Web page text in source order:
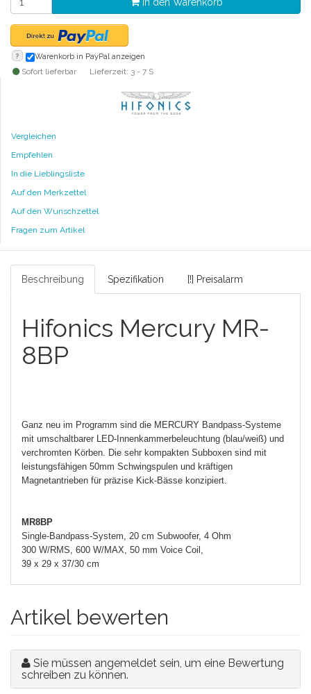
? Warenkorb in PayPal anzeigen
Sofort lieferbar Lieferzeit: 3 - 7 S
Vergleichen
Empfehlen
In die Lieblingsliste
Auf den Merkzettel
Auf den Wunschzettel
Fragen zum Artikel
Beschreibung Spezifikation [!] Preisalarm
Hifonics Mercury MR-
8BP
Ganz neu im Programm sind die MERCURY Bandpass-Systeme
mit umschaltbarer LED-Innenkammerbeleuchtung (blau/weiß) und
verchromten Körben. Die sehr kompakten Subboxen sind mit
leistungsfähigen 50mm Schwingspulen und kräftigen
Magnetantrieben für präzise Kick-Bässe konzipiert.
MR8BP
Single-Bandpass-System, 20 cm Subwoofer, 4 Ohm
300 W/RMS, 600 W/MAX, 50 mm Voice Coil,
39 x 29 x 37/30 cm
Artikel bewerten
Sie müssen angemeldet sein, um eine Bewertung
schreiben zu können.